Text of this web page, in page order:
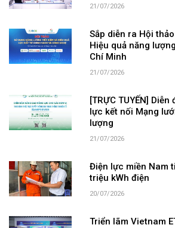
21/07/2026
Sắp diễn ra Hội
Hiệu quả năng
Chí Minh
21/07/2026
[TRỰC TUYẾN]
lực kết nối Mạng
lượng
21/07/2026
Điện lực miền Nam
triệu kWh điện
20/07/2026
Triển lãm Vietnam